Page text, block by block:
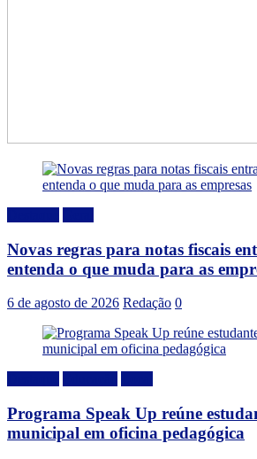
Novas regras para notas fiscais
entenda o que muda para as
6 de agosto de 2026 Redação 0
Programa Speak Up reúne
municipal em oficina pedagógica